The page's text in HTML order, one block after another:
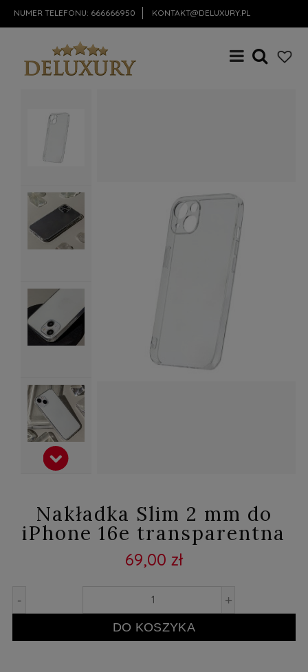
NUMER TELEFONU: 666666950 KONTAKT@DELUXURY.PL
Nakładka Slim 2 mm do
iPhone 16e transparentna
69,00 zł
- +
DO KOSZYKA